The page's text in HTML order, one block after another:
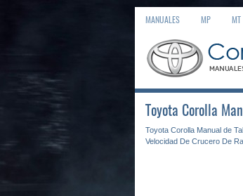
MANUALES MP MT
Toyota Corolla
Toyota Corolla Manual de
Velocidad De Crucero De